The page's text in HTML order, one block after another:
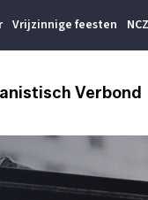
Vrijzinnige feesten NCZ
Verbond